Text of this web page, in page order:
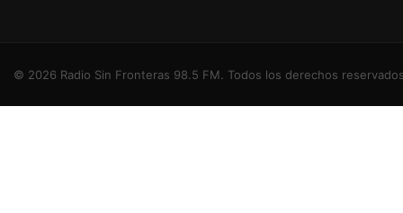
© 2026 Radio Sin Fronteras 98.5 FM. Todos los derechos